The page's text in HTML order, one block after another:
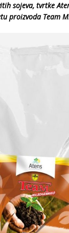
sojeva, tvrtke
proizvoda Team